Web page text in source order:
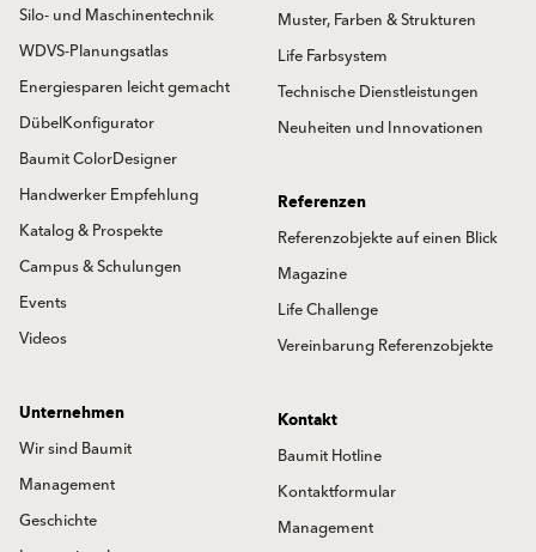
Silo- und Maschinentechnik
WDVS-Planungsatlas
Energiesparen leicht gemacht
DübelKonfigurator
Baumit ColorDesigner
Handwerker Empfehlung
Katalog & Prospekte
Campus & Schulungen
Events
Videos
Muster, Farben & Strukturen
Life Farbsystem
Technische Dienstleistungen
Neuheiten und Innovationen
Referenzen
Referenzobjekte auf einen Blick
Magazine
Life Challenge
Vereinbarung Referenzobjekte
Unternehmen
Wir sind Baumit
Management
Geschichte
Kontakt
Baumit Hotline
Kontaktformular
Management